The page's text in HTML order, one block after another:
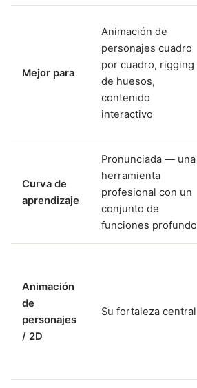
Mejor para
Animación de
personajes cuadro
por cuadro, rigging
de huesos,
contenido
interactivo
Curva de
aprendizaje
Pronunciada — una
herramienta
profesional con un
conjunto de
funciones profundo
Animación
de
personajes
/ 2D
Su fortaleza central